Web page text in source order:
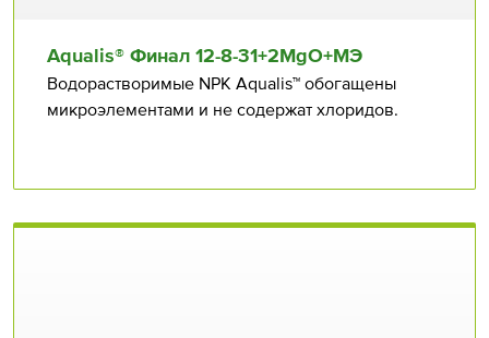
Aqualis® Финал 12⁠⁠-8⁠⁠-31+2MgO+МЭ
Водорастворимые NPK Aqualis™ обогащены
микроэлементами и не содержат хлоридов.